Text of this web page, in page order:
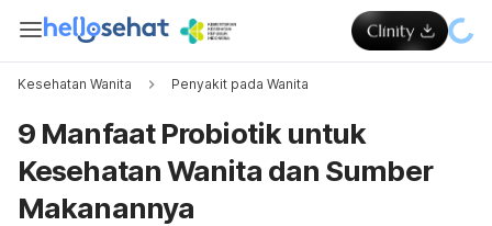
Kesehatan Wanita Penyakit pada Wanita
9 Manfaat Probiotik untuk
Kesehatan Wanita dan Sumber
Makanannya